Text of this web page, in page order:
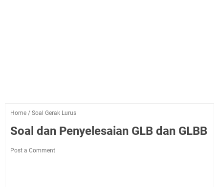
Home / Soal Gerak Lurus
Soal dan Penyelesaian GLB dan GLBB
Post a Comment